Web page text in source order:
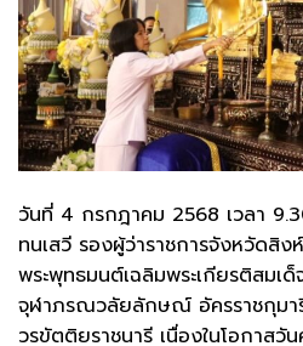
วันที่ 4 กรกฎาคม 2568 เวลา
ทนเสวี รองผู้ว่าราชการจังหวัดสิง
พระพุทธมนต์เฉลิมพระเกียรติสมเด็
จุฬาภรณวลัยลักษณ์ อัครราชกุมา
วรขัตติยราชนารี เนื่องในโอกาสวั